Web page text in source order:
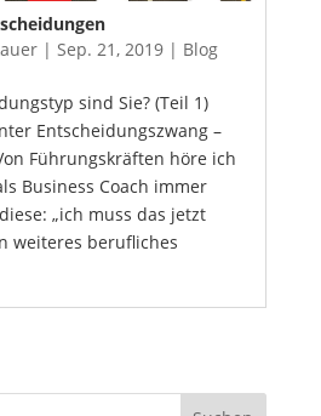
| Sep. 21, 2019| Blog
sind Sie? (Teil 1)
Entscheidungszwang –
Führungskräften höre ich
Business Coach immer
„ich muss das jetzt
weiteres berufliches